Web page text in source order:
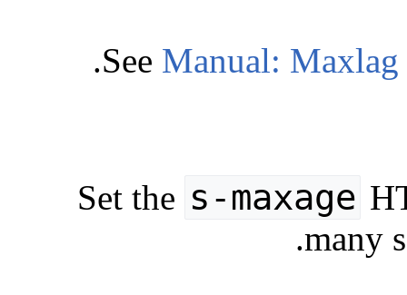
See Manual: Maxlag
Set the s-maxage
many